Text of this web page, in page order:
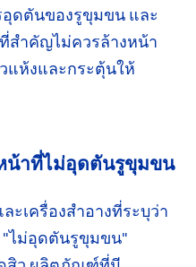
อุดตันของรูขุมขน และ
สำคัญไม่ควรล้างหน้า
แห้งและกระตุ้นให้
น้าที่ไม่อุดตันรูขุมขน
เครื่องสำอางที่ระบุว่า
"ไม่อุดตันรูขุมขน"